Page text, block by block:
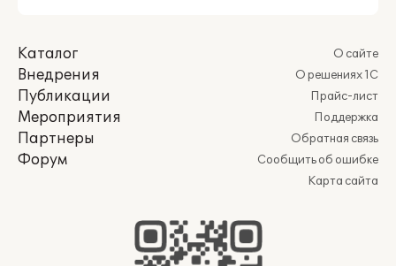
Каталог
Внедрения
Публикации
Мероприятия
Партнеры
Форум
О сайте
О решениях 1С
Прайс-лист
Поддержка
Обратная связь
Сообщить об ошибке
Карта сайта